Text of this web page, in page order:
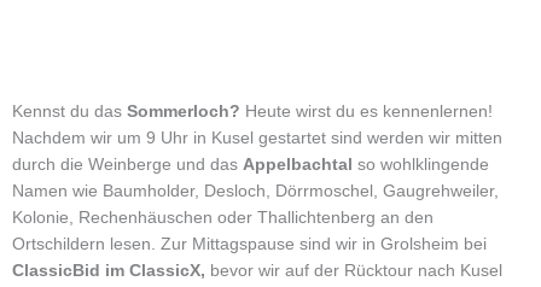
Kennst du das Sommerloch? Heute wirst du es kennenlernen!
Nachdem wir um 9 Uhr in Kusel gestartet sind werden wir mitten
durch die Weinberge und das Appelbachtal so wohlklingende
Namen wie Baumholder, Desloch, Dörrmoschel, Gaugrehweiler,
Kolonie, Rechenhäuschen oder Thallichtenberg an den
Ortschildern lesen. Zur Mittagspause sind wir in Grolsheim bei
ClassicBid im ClassicX, bevor wir auf der Rücktour nach Kusel